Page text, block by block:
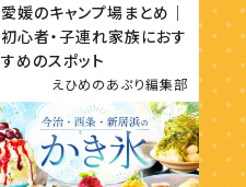
愛媛のキャンプ場まとめ｜
初心者・子連れ家族におす
すめのスポット
えひめのあぷり編集部